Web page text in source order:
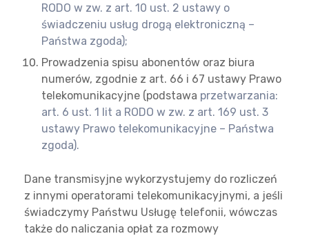
RODO w zw. z art. 10 ust. 2 ustawy o
świadczeniu usług drogą elektroniczną –
Państwa zgoda);
Prowadzenia spisu abonentów oraz biura
numerów, zgodnie z art. 66 i 67 ustawy Prawo
telekomunikacyjne (podstawa przetwarzania:
art. 6 ust. 1 lit a RODO w zw. z art. 169 ust. 3
ustawy Prawo telekomunikacyjne – Państwa
zgoda).
Dane transmisyjne wykorzystujemy do rozliczeń
z innymi operatorami telekomunikacyjnymi, a jeśli
świadczymy Państwu Usługę telefonii, wówczas
także do naliczania opłat za rozmowy